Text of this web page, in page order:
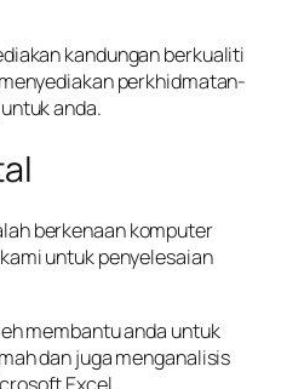
kandungan berkualiti
perkhidmatan-
anda.
berkenaan komputer
untuk penyelesaian
membantu anda untuk
dan juga menganalisis
Excel.